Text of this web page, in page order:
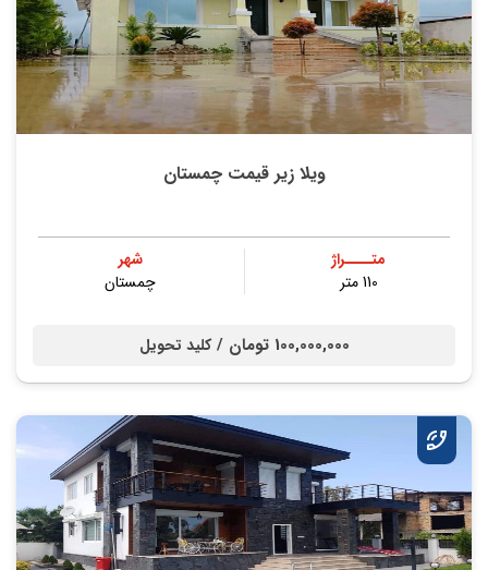
ویلا زیر قیمت چمستان
متــــراژ
110 متر
شهر
چمستان
100,000,000 تومان / کلید تحویل